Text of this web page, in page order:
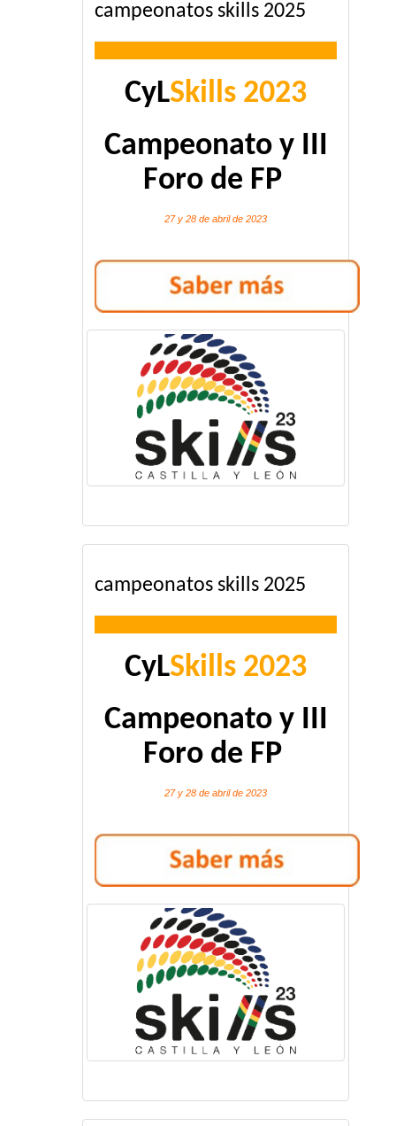
campeonatos skills 2025
CyLSkills 2023
Campeonato y III
Foro de FP
27 y 28 de abril de 2023
campeonatos skills 2025
CyLSkills 2023
Campeonato y III
Foro de FP
27 y 28 de abril de 2023